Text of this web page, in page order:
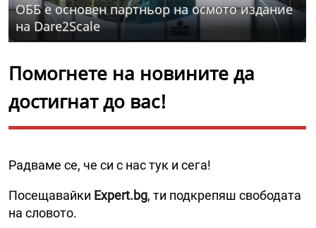
ОББ е основен партньор на осмото издание
на Dare2Scale
Помогнете на новините да
достигнат до вас!
Радваме се, че си с нас тук и сега!
Посещавайки Expert.bg, ти подкрепяш свободата
на словото.